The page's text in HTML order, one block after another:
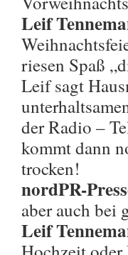
Leif
riesen Spaß
Leif sagt
der Radio –
kommt dann
trocken!
nordPR-
aber auch bei
Leif